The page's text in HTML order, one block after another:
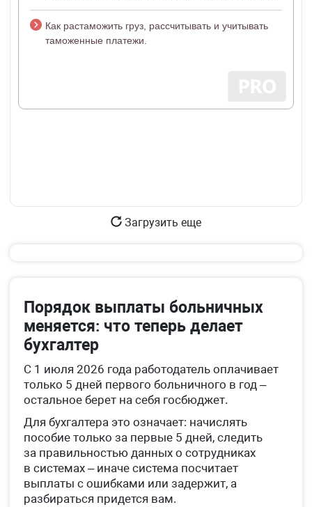
Как растаможить груз, рассчитывать и учитывать
таможенные платежи.
Загрузить еще
Порядок выплаты больничных
меняется: что теперь делает
бухгалтер
С 1 июля 2026 года работодатель оплачивает
только 5 дней первого больничного в год –
остальное берет на себя госбюджет.
Для бухгалтера это означает: начислять
пособие только за первые 5 дней, следить
за правильностью данных о сотрудниках
в системах – иначе система посчитает
выплаты с ошибками или задержит, а
разбираться придется вам.